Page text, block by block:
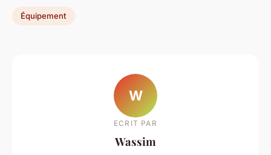
Équipement
W
ECRIT PAR
Wassim